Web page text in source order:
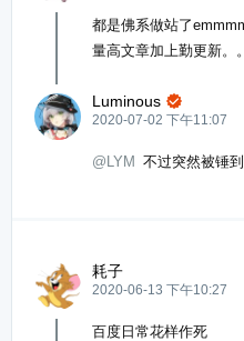
都是佛系做站了
量高文章加上勤更新。
Luminous 
2020-07-02 下午11:07
@LYM 不过突然被锤
耗子
2020-06-13 下午10:27
百度日常花样作死